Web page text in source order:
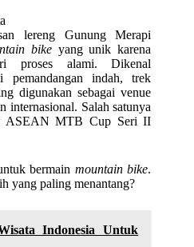
lereng Gunung Merapi
bike yang unik karena
proses alami. Dikenal
pemandangan indah, trek
digunakan sebagai venue
internasional. Salah satunya
ASEAN MTB Cup Seri II
bermain mountain bike.
yang paling menantang?
Indonesia Untuk